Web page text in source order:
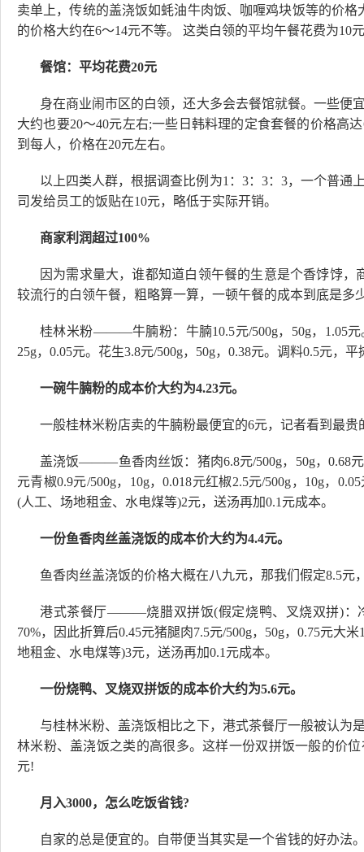
卖单上，传统的盖浇饭如蚝油牛肉饭、咖喱鸡块饭等的价
的价格大约在6～14元不等。 这类白领的平均午餐花费为10
餐馆：平均花费20元
身在商业闹市区的白领，还大多会去餐馆就餐。一些便
大约也要20～40元左右;一些日韩料理的定食套餐的价格高
到每人，价格在20元左右。
以上四类人群，根据调查比例为1：3：3：3，一个普通
司发给员工的饭贴在10元，略低于实际开销。
商家利润超过100%
因为需求量大，谁都知道白领午餐的生意是个香饽饽
较流行的白领午餐，粗略算一算，一顿午餐的成本到底是多
桂林米粉———牛腩粉：牛腩10.5元/500g，50g，1.05元
25g，0.05元。花生3.8元/500g，50g，0.38元。调料0.5元，
一碗牛腩粉的成本价大约为4.23元。
一般桂林米粉店卖的牛腩粉最便宜的6元，记者看到最贵
盖浇饭———鱼香肉丝饭：猪肉6.8元/500g，50g，0.68元
元青椒0.9元/500g，10g，0.018元红椒2.5元/500g，10g，
(人工、场地租金、水电煤等)2元，送汤再加0.1元成本。
一份鱼香肉丝盖浇饭的成本价大约为4.4元。
鱼香肉丝盖浇饭的价格大概在八九元，那我们假定8.5元
港式茶餐厅———烧腊双拼饭(假定烧鸭、叉烧双拼)：
70%，因此折算后0.45元猪腿肉7.5元/500g，50g，0.75元大
地租金、水电煤等)3元，送汤再加0.1元成本。
一份烧鸭、叉烧双拼饭的成本价大约为5.6元。
与桂林米粉、盖浇饭相比之下，港式茶餐厅一般被认为
林米粉、盖浇饭之类的高很多。这样一份双拼饭一般的价
元!
月入3000，怎么吃饭省钱?
自家的总是便宜的。自带便当其实是一个省钱的好办法